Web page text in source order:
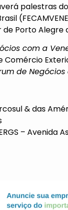
palestras
Porto Alegre
com a
de
& das
– Avenida